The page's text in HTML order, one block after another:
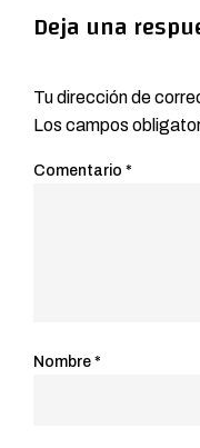
Deja una
Tu dirección de
Los campos
Comentario *
Nombre *